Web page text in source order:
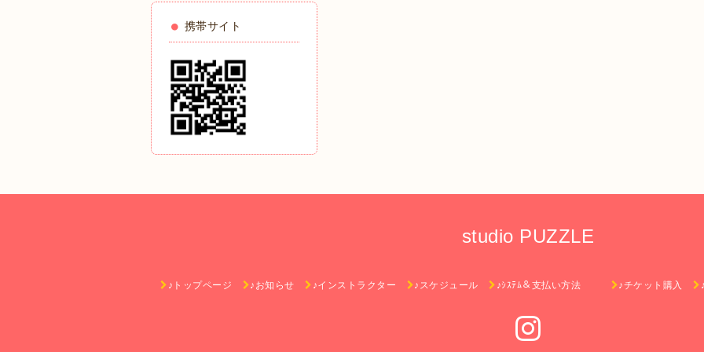
携帯サイト
studio PUZZLE
♪トップページ ♪お知らせ ♪インストラクター ♪スケジュール ♪ｼｽﾃﾑ＆支払い方法 ♪チケット購入